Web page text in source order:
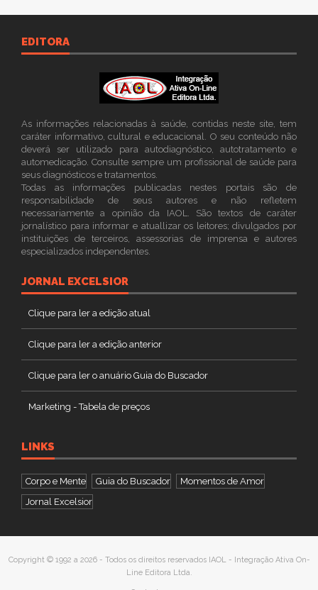
EDITORA
As informações relacionadas à saúde, contidas neste site, tem
caráter informativo, cultural e educacional. O seu conteúdo não
deverá ser utilizado para autodiagnóstico, autotratamento e
automedicação. Consulte sempre um profissional de saúde para
seus diagnósticos e tratamentos.
Todas as informações publicadas nestes portais são de
responsabilidade de seus autores e não refletem
necessariamente a opinião da IAOL. São textos de caráter
jornalístico para informar e atuallizar os leitores; divulgados por
instituições de terceiros, assessorias de imprensa e autores
especializados independentes.
JORNAL EXCELSIOR
Clique para ler a edição atual
Clique para ler a edição anterior
Clique para ler o anuário Guia do Buscador
Marketing - Tabela de preços
LINKS
Corpo e Mente Guia do Buscador
Momentos de Amor
Jornal Excelsior
Copyright © 1992 a 2026 - Todos os direitos reservados IAOL - Integração Ativa On-
Line Editora Ltda.